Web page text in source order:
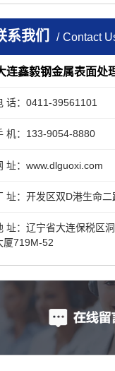
系我们 Contact
连鑫毅钢金属表面处
话：0411-39561101
机：133-9054-8880
址：www.dlguoxi.com
址：开发区双D港生命二
址：辽宁省大连保税区
厦719M-52